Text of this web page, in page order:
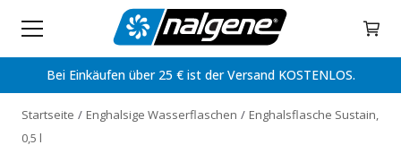
Bei Einkäufen über 25 € ist der Versand KOSTENLOS.
Startseite Enghalsige Wasserflaschen
Enghalsflasche Sustain,
0,5 l